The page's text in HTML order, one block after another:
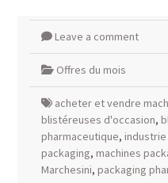
Leave a comment
Offres du mois
acheter et vendre
blistéreuses d'occasion,
pharmaceutique,
packaging, machines
Marchesini, packaging